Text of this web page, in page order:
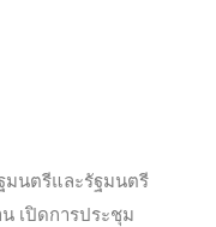
มนตรีและรัฐมนตรี
เปิดการประชุม